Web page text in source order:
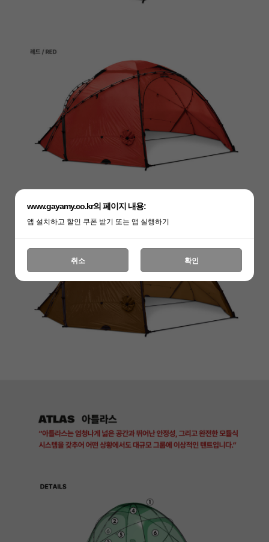
www.gayamy.co.kr의 페이지 내용:
앱 설치하고 할인 쿠폰 받기 또는 앱 실행하기
취소 확인